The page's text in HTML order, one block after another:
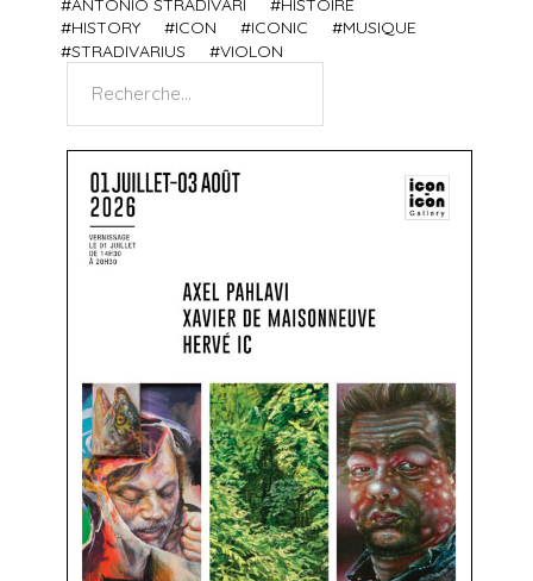
HISTORY
ICON ICONIC
MUSIQUE
STRADIVARIUS
VIOLON
Rechercher